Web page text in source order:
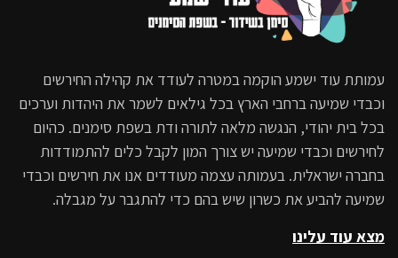
15.4K
מהדורה מס’ 14
18K
סוף שבוע טוב | עם משה איבגי –
מהדורה מס’ 15
11.8K
סוף שבוע טוב | עם משה איבגי –
עמותת עוד ישמע הוקמה במטרה לעודד את קהילה החירשים
וכבדי שמיעה ברחבי הארץ בכל גילאים לשמר את היהדות וערכים
בכל בית יהודי, הנגשה מלאה לתורה ודת בשפת סימנים. כהיום
לחירשים וכבדי שמיעה יש צורך המון לקבל כלים להתמודדות
בחברה ישראלית. בעמותה עצמה מעודדים אנו את חירשים וכבדי
שמיעה להביע את כשרון שיש בהם כדי להתגבר על מגבלה.
מצא עוד עלינו